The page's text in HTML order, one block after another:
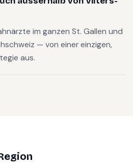
im ganzen St. Gallen und
— von einer einzigen,
aus.